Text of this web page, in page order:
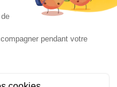
Nous contacter |